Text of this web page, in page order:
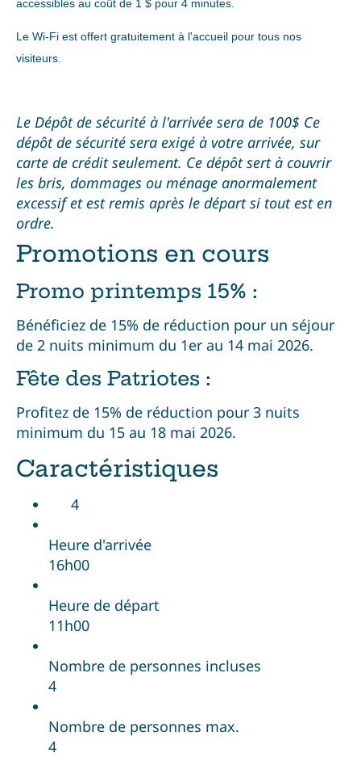
accessibles au coût de 1 $ pour 4 minutes.
Le Wi-Fi est offert gratuitement à l'accueil pour tous nos
visiteurs.
Le Dépôt de sécurité à l'arrivée sera de 100$ Ce
dépôt de sécurité sera exigé à votre arrivée, sur
carte de crédit seulement. Ce dépôt sert à couvrir
les bris, dommages ou ménage anormalement
excessif et est remis après le départ si tout est en
ordre.
Promotions en cours
Promo printemps 15% :
Bénéficiez de 15% de réduction pour un séjour
de 2 nuits minimum du 1er au 14 mai 2026.
Fête des Patriotes :
Profitez de 15% de réduction pour 3 nuits
minimum du 15 au 18 mai 2026.
Caractéristiques
4
Heure d'arrivée
16h00
Heure de départ
11h00
Nombre de personnes incluses
4
Nombre de personnes max.
4